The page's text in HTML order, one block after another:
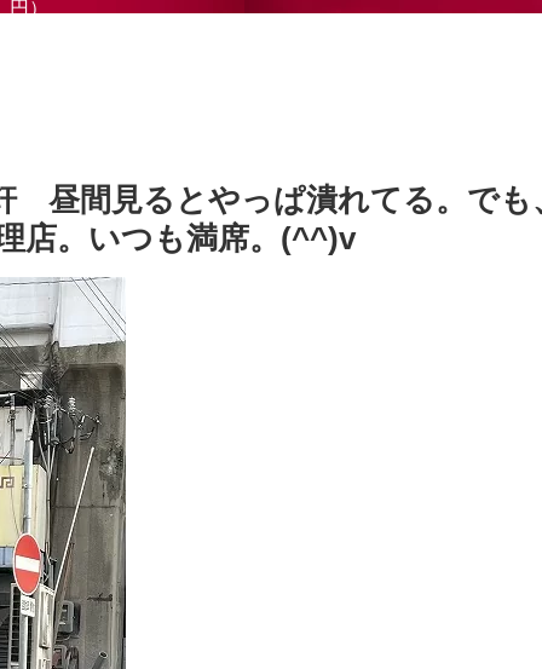
円）
間見るとやっぱ潰れてる。でも
店。いつも満席。(^^)v